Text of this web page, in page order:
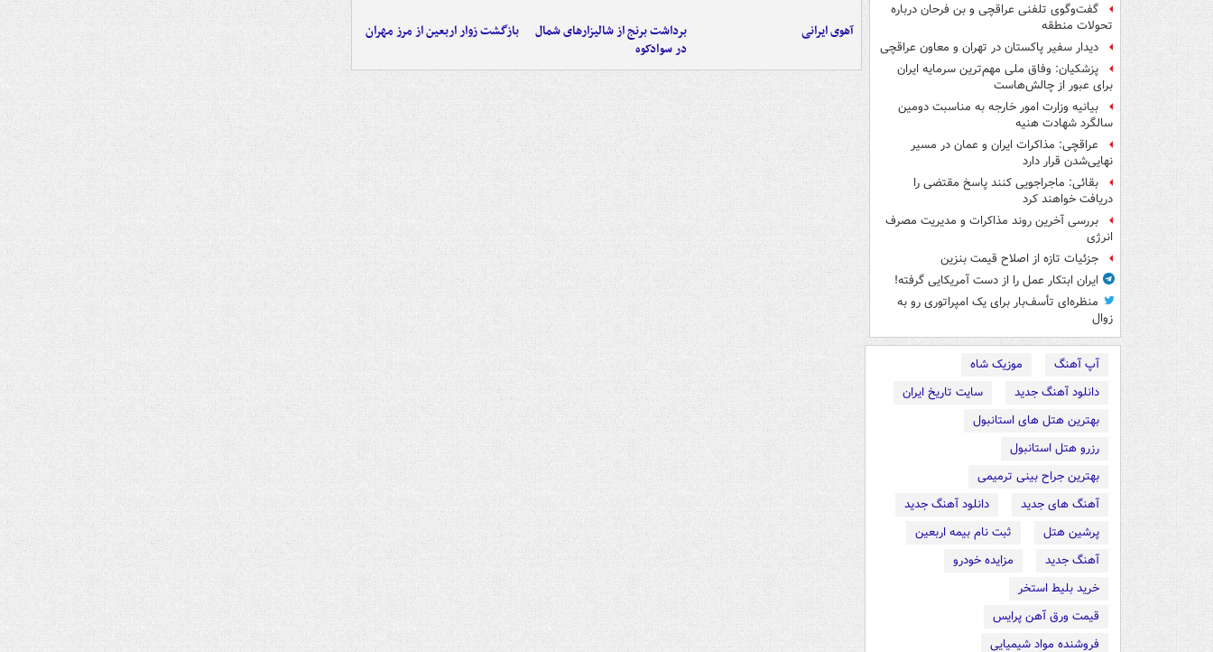
گفت‌وگوی تلفنی عراقچی و بن فرحان درباره
تحولات منطقه
دیدار سفیر پاکستان در تهران و معاون عراقچی
پزشکیان: وفاق ملی مهم‌ترین سرمایه ایران
برای عبور از چالش‌هاست
بیانیه وزارت امور خارجه به مناسبت دومین
سالگرد شهادت هنیه
عراقچی: مذاکرات ایران و عمان در مسیر
نهایی‌شدن قرار دارد
بقائی: ماجراجویی کنند پاسخ مقتضی را
دریافت خواهند کرد
بررسی آخرین روند مذاکرات و مدیریت مصرف
انرژی
جزئیات تازه از اصلاح قیمت بنزین
ایران ابتکار عمل را از دست آمریکایی‌ گرفته!
منظره‌ای تأسف‌بار برای یک امپراتوری رو به
زوال
آپ آهنگ
موزیک شاه
دانلود آهنگ جدید
سایت تاریخ ایران
بهترین هتل های استانبول
رزرو هتل استانبول
بهترین جراح بینی ترمیمی
آهنگ های جدید
دانلود آهنگ جدید
پرشین هتل
ثبت نام بیمه اربعین
آهنگ جدید
مزایده خودرو
خرید بلیط استخر
قیمت ورق آهن پرایس
فروشنده مواد شیمیایی
آهوی ایرانی
برداشت برنج از شالیزارهای شمال
در سوادکوه
بازگشت زوار اربعین از مرز مهران